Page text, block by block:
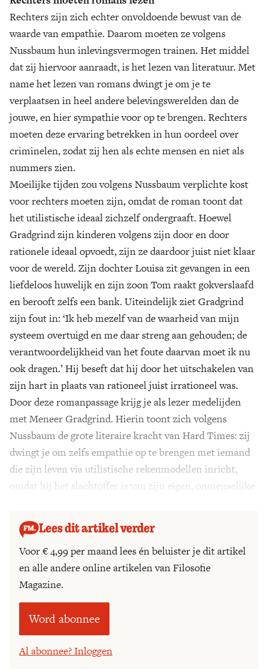
Rechters zijn zich echter onvoldoende bewust van de
waarde van empathie. Daarom moeten ze volgens
Nussbaum hun inlevingsvermogen trainen. Het middel
dat zij hiervoor aanraadt, is het lezen van literatuur. Met
name het lezen van romans dwingt je om je te
verplaatsen in heel andere belevingswerelden dan de
jouwe, en hier sympathie voor op te brengen. Rechters
moeten deze ervaring betrekken in hun oordeel over
criminelen, zodat zij hen als echte mensen en niet als
nummers zien.
Moeilijke tijden zou volgens Nussbaum verplichte kost
voor rechters moeten zijn, omdat de roman toont dat
het utilistische ideaal zichzelf ondergraaft. Hoewel
Gradgrind zijn kinderen volgens zijn door en door
rationele ideaal opvoedt, zijn ze daardoor juist niet klaar
voor de wereld. Zijn dochter Louisa zit gevangen in een
liefdeloos huwelijk en zijn zoon Tom raakt gokverslaafd
en berooft zelfs een bank. Uiteindelijk ziet Gradgrind
zijn fout in: ‘Ik heb mezelf van de waarheid van mijn
systeem overtuigd en me daar streng aan gehouden; de
verantwoordelijkheid van het foute daarvan moet ik nu
ook dragen.’ Hij beseft dat hij door het uitschakelen van
zijn hart in plaats van rationeel juist irrationeel was.
Door deze romanpassage krijg je als lezer medelijden
met Meneer Gradgrind. Hierin toont zich volgens
Nussbaum de grote literaire kracht van Hard Times: zij
dwingt je om zelfs empathie op te brengen met iemand
die zijn leven via utilistische rekenmodellen inricht,
omdat hij het slachtoffer is van zijn eigen, onmenselijke
Lees dit artikel verder
Voor € 4,99 per maand lees én beluister je dit artikel
en alle andere online artikelen van Filosofie
Magazine.
Word abonnee
Al abonnee? Inloggen